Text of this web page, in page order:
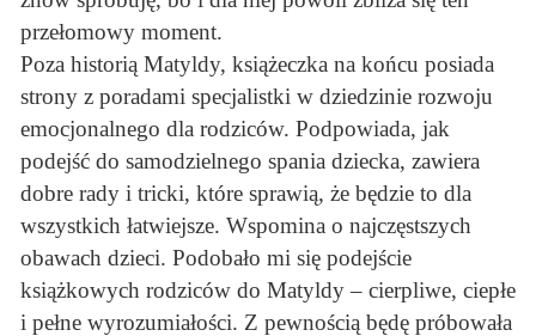
przełomowy moment.
Poza historią Matyldy, książeczka na końcu posiada
strony z poradami specjalistki w dziedzinie rozwoju
emocjonalnego dla rodziców. Podpowiada, jak
podejść do samodzielnego spania dziecka, zawiera
dobre rady i tricki, które sprawią, że będzie to dla
wszystkich łatwiejsze. Wspomina o najczęstszych
obawach dzieci. Podobało mi się podejście
książkowych rodziców do Matyldy – cierpliwe, ciepłe
i pełne wyrozumiałości. Z pewnością będę próbowała